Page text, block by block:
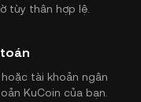
tùy thân hợp lệ.
tài khoản ngân
KuCoin của bạn.